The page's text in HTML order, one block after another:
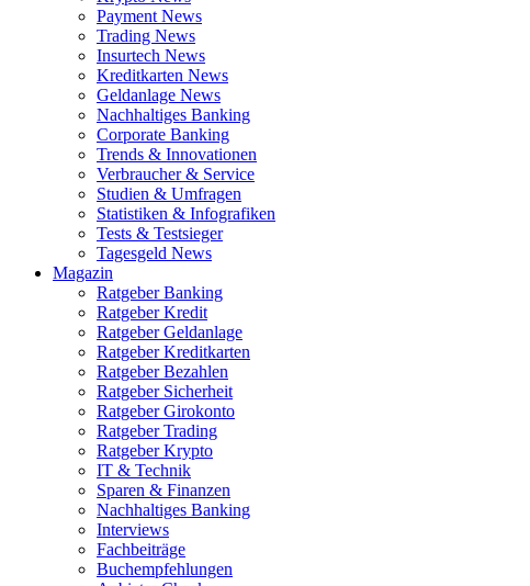
Payment News
Trading News
Insurtech News
Kreditkarten News
Geldanlage News
Nachhaltiges Banking
Corporate Banking
Trends & Innovationen
Verbraucher & Service
Studien & Umfragen
Statistiken & Infografiken
Tests & Testsieger
Tagesgeld News
Magazin
Ratgeber Banking
Ratgeber Kredit
Ratgeber Geldanlage
Ratgeber Kreditkarten
Ratgeber Bezahlen
Ratgeber Sicherheit
Ratgeber Girokonto
Ratgeber Trading
Ratgeber Krypto
IT & Technik
Sparen & Finanzen
Nachhaltiges Banking
Interviews
Fachbeiträge
Buchempfehlungen